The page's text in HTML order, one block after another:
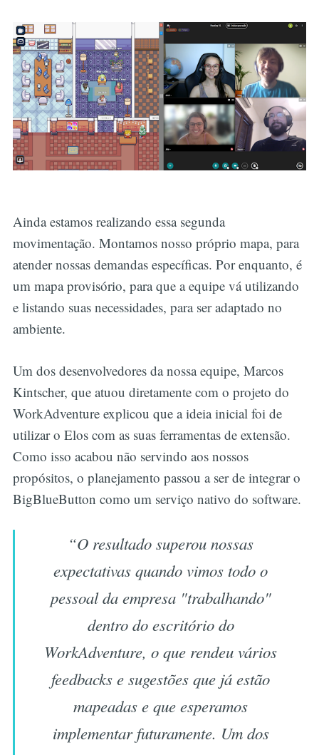
Ainda estamos realizando essa segunda
movimentação. Montamos nosso próprio mapa, para
atender nossas demandas específicas. Por enquanto, é
um mapa provisório, para que a equipe vá utilizando
e listando suas necessidades, para ser adaptado no
ambiente.
Um dos desenvolvedores da nossa equipe, Marcos
Kintscher, que atuou diretamente com o projeto do
WorkAdventure explicou que a ideia inicial foi de
utilizar o Elos com as suas ferramentas de extensão.
Como isso acabou não servindo aos nossos
propósitos, o planejamento passou a ser de integrar o
BigBlueButton como um serviço nativo do software.
“O resultado superou nossas
expectativas quando vimos todo o
pessoal da empresa "trabalhando"
dentro do escritório do
WorkAdventure, o que rendeu vários
feedbacks e sugestões que já estão
mapeadas e que esperamos
implementar futuramente. Um dos